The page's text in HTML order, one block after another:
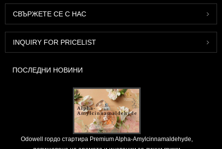
СВЪРЖЕТЕ СЕ С НАС
INQUIRY FOR PRICELIST
ПОСЛЕДНИ НОВИНИ
Odowell гордо стартира Premium Alpha-Amylcinnamaldehyde,